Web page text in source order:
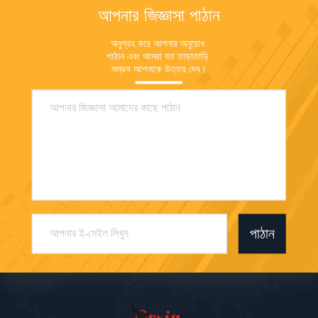
আপনার জিজ্ঞাসা পাঠান
অনুগ্রহ করে আপনার অনুরোধ
পাঠান এবং আমরা যত তাড়াতাড়ি
সম্ভব আপনাকে উত্তর দেব।
পাঠান